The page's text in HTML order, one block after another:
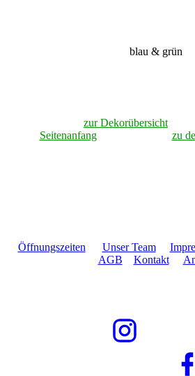
blau & grün
zur Dekorübersicht
Seitenanfang
zu
Öffnungszeiten Unser Team
AGB
Kontakt